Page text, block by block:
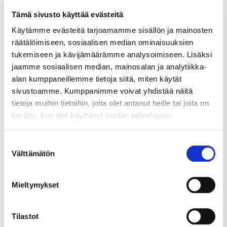
Tämä sivusto käyttää evästeitä
Käytämme evästeitä tarjoamamme sisällön ja mainosten
räätälöimiseen, sosiaalisen median ominaisuuksien
tukemiseen ja kävijämäärämme analysoimiseen. Lisäksi
jaamme sosiaalisen median, mainosalan ja analytiikka-
alan kumppaneillemme tietoja siitä, miten käytät
sivustoamme. Kumppanimme voivat yhdistää näitä
tietoja muihin tietoihin, joita olet antanut heille tai joita on
kerätty, kun olet käyttänyt heidän palvelujaan.
valinta
Välttämätön
Mieltymykset
Tilastot
suosittele toimimaan konsulttien ohjeiden
mukaisesti, vaan päättämään arvoista
yhteisön kesken.
Jaakko Heinimäki: Ukulelea